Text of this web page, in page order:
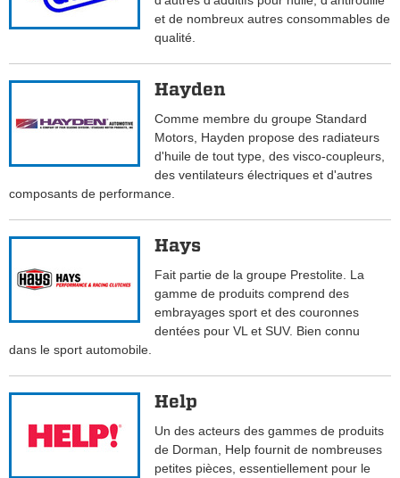
et de nombreux autres consommables de
qualité.
Hayden
Comme membre du groupe Standard
Motors, Hayden propose des radiateurs
d'huile de tout type, des visco-coupleurs,
des ventilateurs électriques et d'autres
composants de performance.
Hays
Fait partie de la groupe Prestolite. La
gamme de produits comprend des
embrayages sport et des couronnes
dentées pour VL et SUV. Bien connu
dans le sport automobile.
Help
Un des acteurs des gammes de produits
de Dorman, Help fournit de nombreuses
petites pièces, essentiellement pour le